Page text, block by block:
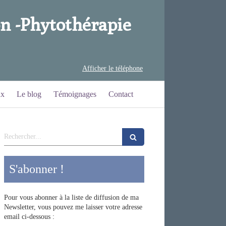
-Phytothérapie
Afficher le téléphone
Le blog Témoignages Contact
Rechercher
S'abonner !
Pour vous abonner à la liste de diffusion de ma
Newsletter, vous pouvez me laisser votre adresse
email ci-dessous :